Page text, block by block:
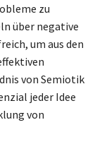
zu
über negative
um aus den
von Semiotik
jeder Idee
von